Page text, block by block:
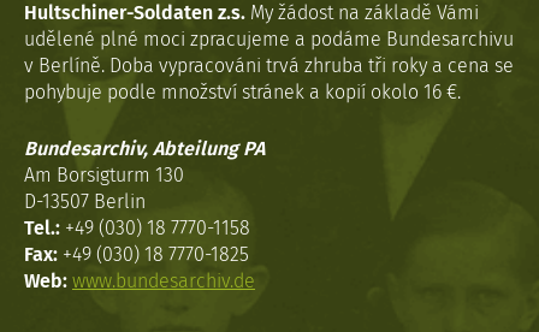
Hultschiner-Soldaten z.s. My žádost na základě Vámi
udělené plné moci zpracujeme a podáme Bundesarchivu
v Berlíně. Doba vypracováni trvá zhruba tři roky a cena se
pohybuje podle množství stránek a kopií okolo 16 €.
Bundesarchiv, Abteilung PA
Am Borsigturm 130
D-13507 Berlin
Tel.: +49 (030) 18 7770-1158
Fax: +49 (030) 18 7770-1825
Web: www.bundesarchiv.de